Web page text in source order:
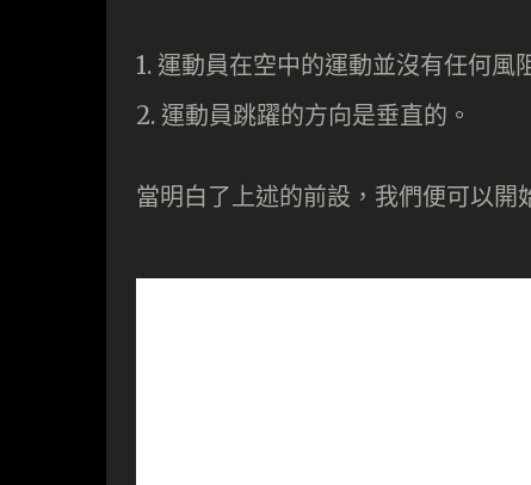
1. 運動員在空中的運動並沒有任何風
2. 運動員跳躍的方向是垂直的。
當明白了上述的前設，我們便可以開